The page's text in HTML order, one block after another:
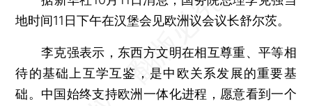
地时间11日下午在汉堡会见欧洲议会议长舒尔茨。
李克强表示，东西方文明在相互尊重、平等相
待的基础上互学互鉴，是中欧关系发展的重要基
础。中国始终支持欧洲一体化进程，愿意看到一个